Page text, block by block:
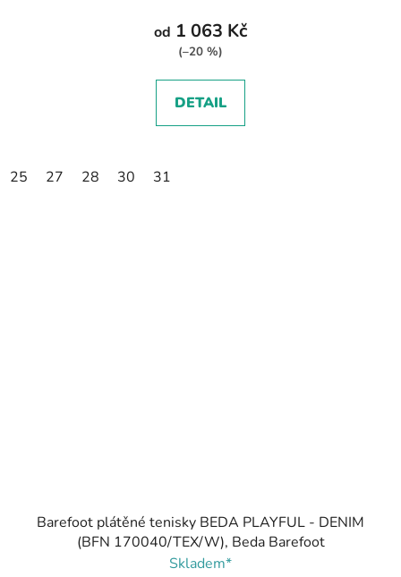
od 1 063 Kč
(–20 %)
DETAIL
25 27 28 30 31
Barefoot plátěné tenisky BEDA PLAYFUL - DENIM
(BFN 170040/TEX/W), Beda Barefoot
Skladem*